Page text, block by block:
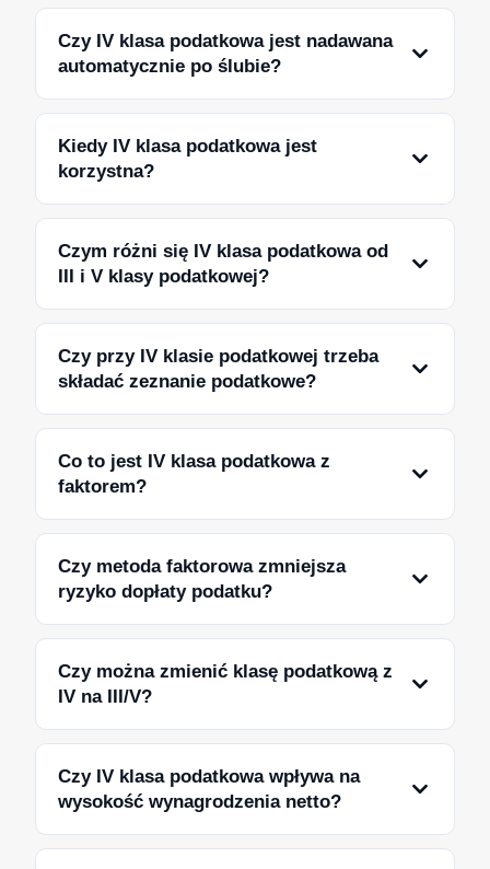
Czy IV klasa podatkowa jest nadawana
automatycznie po ślubie?
Kiedy IV klasa podatkowa jest
korzystna?
Czym różni się IV klasa podatkowa od
III i V klasy podatkowej?
Czy przy IV klasie podatkowej trzeba
składać zeznanie podatkowe?
Co to jest IV klasa podatkowa z
faktorem?
Czy metoda faktorowa zmniejsza
ryzyko dopłaty podatku?
Czy można zmienić klasę podatkową z
IV na III/V?
Czy IV klasa podatkowa wpływa na
wysokość wynagrodzenia netto?